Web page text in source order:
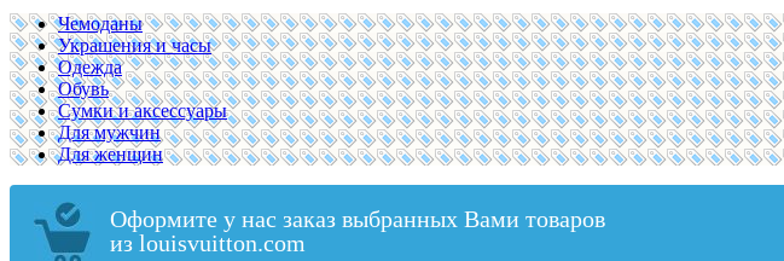
Чемоданы
Украшения и часы
Одежда
Обувь
Сумки и аксессуары
Для мужчин
Для женщин
Оформите у нас заказ выбранных Вами товаров
из louisvuitton.com